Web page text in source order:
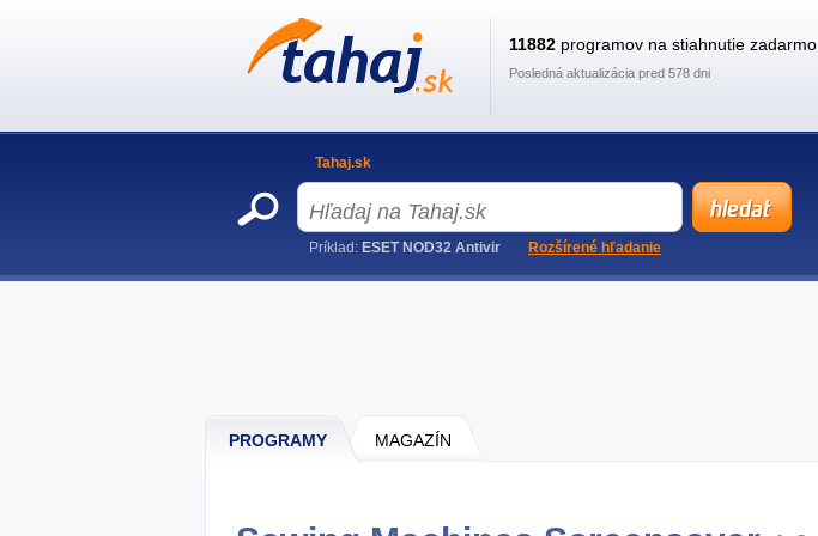
PROGRAMY MAGAZÍN
11882 programov na stiahnutie zadarmo
Posledná aktualizácia pred 578 dni
Tahaj.sk
Príklad: ESET NOD32 Antivir Rozšírené hľadanie